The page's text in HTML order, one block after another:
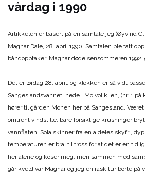
vårdag i 1990
Artikkelen er basert på en samtale jeg (Øyvind
Magnar Dale, 28. april 1990. Samtalen ble tatt
båndopptaker. Magnar døde sensommeren
Det er lørdag 28. april, og klokken er så vidt
Sangeslandsvannet, nede i Molvollkilen, (nr. 1 på
hører til gården Monen her på Sangesland.
omtrent vindstille, bare forsiktige krusninger
vannflaten. Sola skinner fra en aldeles skyfri,
temperaturen er bra, til tross for at det er en
her alene og koser meg, men sammen med
går kveld var Magnar og jeg en rask tur borte på